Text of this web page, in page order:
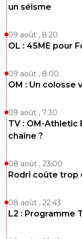
un séisme
09 août , 8:20
OL : 45ME pour
09 août , 8:00
OM : Un colosse
09 août , 7:30
TV : OM-Athletic
chaîne ?
08 août , 23:00
Rodri coûte trop
08 août , 22:43
L2 : Programme